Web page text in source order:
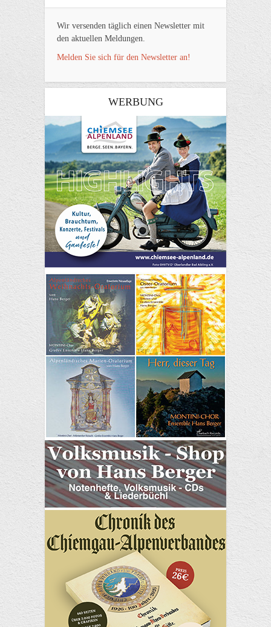
Wir versenden täglich einen Newsletter mit
den aktuellen Meldungen.
Melden Sie sich für den Newsletter an!
WERBUNG